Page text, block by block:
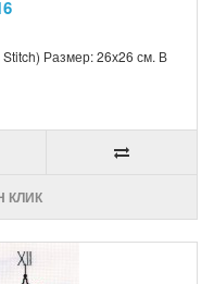
Размер: 26х26 см. В
КЛИК